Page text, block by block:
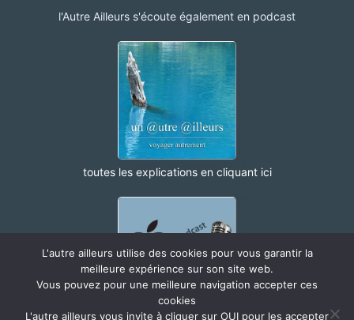
l'Autre Ailleurs s'écoute également en podcast
toutes les explications en cliquant ici
L'autre ailleurs utilise des cookies pour vous garantir la
meilleure expérience sur son site web.
Vous pouvez pour une meilleure navigation accepter ces
cookies
L'autre ailleurs vous invite à cliquer sur OUI pour les accepter